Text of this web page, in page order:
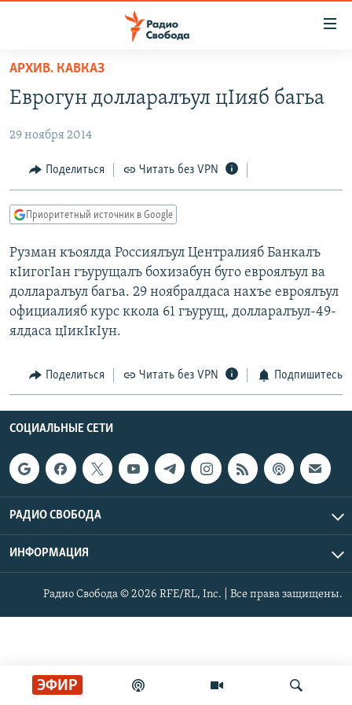
упрощенного
доступа
содержанию
Вернутся
навигации
Вернутся
поиску
ПОДКАСТЫ
АВТОРСКИЕ ПРОЕКТЫ
ЦИТАТЫ СВОБОДЫ
КУЛЬТУРА
IDEL.РЕАЛИИ
КАВКАЗ.РЕАЛИИ
СЕВЕР.РЕАЛИИ
СИБИРЬ.РЕАЛИИ
РАСПИСАНИЕ ВЕЩАНИЯ
ПОДПИШИТЕСЬ НА РАССЫЛКУ
СОЦИАЛЬНЫЕ СЕТИ
Все сайты РСЕ/РС
ЭФИР
АРХИВ. КАВКАЗ
Еврогун долларалъул цIияб багьа
29 ноября 2014
Поделиться Читать без VPN
Приоритетный источник в Google
Рузман къоялда Россиялъул Централияб Банкалъ
кIигогIан гъурущалъ бохизабун буго евроялъул ва
долларалъул багьа. 29 ноябралдаса нахъе евроялъул
официалияб курс ккола 61 гъурущ, долларалъул-49-
ялдаса цIикIкIун.
Поделиться Читать без VPN Подпишитесь
СОЦИАЛЬНЫЕ СЕТИ
РАДИО СВОБОДА
ИНФОРМАЦИЯ
Радио Свобода © 2026 RFE/RL, Inc. | Все права защищены.